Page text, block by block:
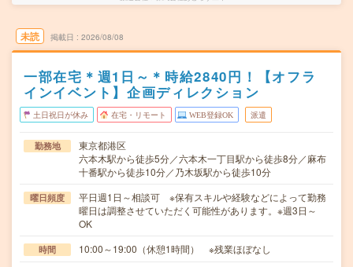
未読 掲載日 2026/08/08
一部在宅＊週1日～＊時給2840円！【オフラ
インイベント】企画ディレクション
土日祝日が休み 在宅・リモート WEB登録OK 派遣
勤務地
東京都港区
六本木駅から徒歩5分／六本木一丁目駅から徒歩8分／麻布
十番駅から徒歩10分／乃木坂駅から徒歩10分
曜日頻度
平日週1日～相談可 ※保有スキルや経験などによって勤務
曜日は調整させていただく可能性があります。※週3日～
OK
時間 10:00～19:00（休憩1時間） ※残業ほぼなし